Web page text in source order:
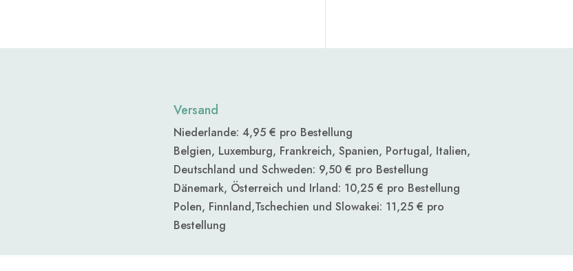
Versand
Niederlande: 4,95 € pro Bestellung
Belgien, Luxemburg, Frankreich, Spanien, Portugal, Italien,
Deutschland und Schweden: 9,50 € pro Bestellung
Dänemark, Österreich und Irland: 10,25 € pro Bestellung
Polen, Finnland,Tschechien und Slowakei: 11,25 € pro
Bestellung